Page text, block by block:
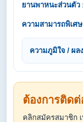
ยานพาหนะส่วนตัว
ความสามารถพิเศ
ความภูมิใจ / ผล
ต้องการติด
คลิกสมัครสมาชิก